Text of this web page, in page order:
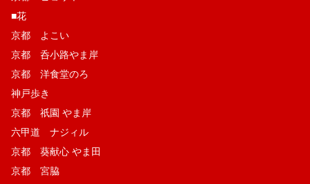
■花
京都 よこい
京都 呑小路やま岸
京都 洋食堂のろ
神戸歩き
京都 祇園 やま岸
六甲道 ナジィル
京都 葵献心 やま田
京都 宮脇